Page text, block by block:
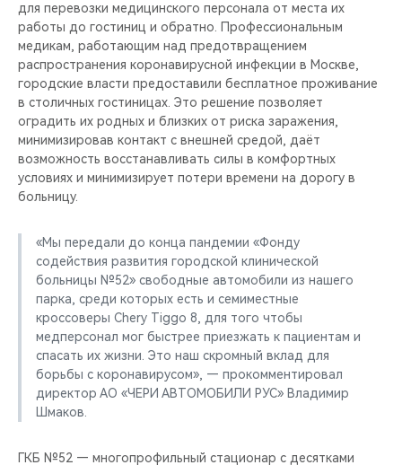
CHERY REMOTE
CHERY И СПОРТ
НАШИ МЕРОПРИЯТИЯ
ВИДЕООБЗОРЫ
для перевозки медицинского персонала от места их
работы до гостиниц и обратно. Профессиональным
медикам, работающим над предотвращением
распространения коронавирусной инфекции в Москве,
городские власти предоставили бесплатное проживание
в столичных гостиницах. Это решение позволяет
оградить их родных и близких от риска заражения,
минимизировав контакт с внешней средой, даёт
возможность восстанавливать силы в комфортных
условиях и минимизирует потери времени на дорогу в
больницу.
«Мы передали до конца пандемии «Фонду
содействия развития городской клинической
больницы №52» свободные автомобили из нашего
парка, среди которых есть и семиместные
кроссоверы Chery Tiggo 8, для того чтобы
медперсонал мог быстрее приезжать к пациентам и
спасать их жизни. Это наш скромный вклад для
борьбы с коронавирусом», — прокомментировал
директор АО «ЧЕРИ АВТОМОБИЛИ РУС» Владимир
Шмаков.
ГКБ №52 — многопрофильный стационар с десятками